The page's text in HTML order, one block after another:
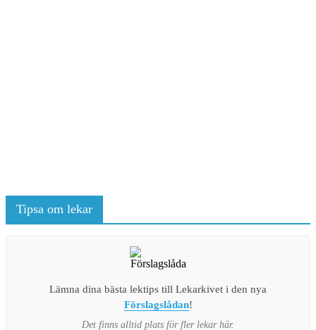
Tipsa om lekar
Lämna dina bästa lektips till Lekarkivet i den nya
Förslagslådan!
Det finns alltid plats för fler lekar här.